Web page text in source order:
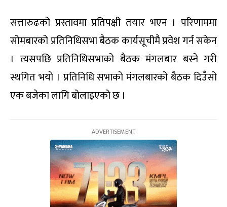
सत्तारुढको प्रस्तावमा प्रतिपक्षी तयार भएन । परिणाममा
सोमबारको प्रतिनिधिसभा बैठक कार्यसूचीमै प्रवेश गर्न सकेन
। त्यसपछि प्रतिनिधिसभाको बैठक मंगलबार बस्ने गरी
स्थगित भयो । प्रतिनिधि सभाको मंगलबारको बैठक दिउँसो
एक बजेका लागि बोलाइएको छ ।